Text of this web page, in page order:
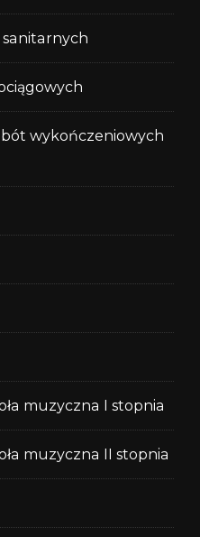
sanitarnych
wykończeniowych
muzyczna I stopnia
muzyczna II stopnia